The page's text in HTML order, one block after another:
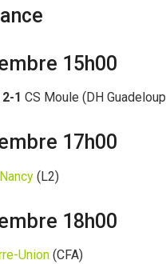
15h00
2-1 CS Moule (DH
17h00
(L2)
18h00
Union (CFA)